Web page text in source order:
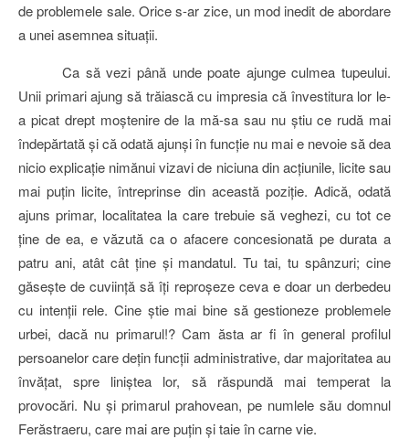
de problemele sale. Orice s-ar zice, un mod inedit de abordare
a unei asemnea situaţii.
Ca să vezi până unde poate ajunge culmea tupeului.
Unii primari ajung să trăiască cu impresia că învestitura lor le-
a picat drept moştenire de la mă-sa sau nu ştiu ce rudă mai
îndepărtată şi că odată ajunşi în funcţie nu mai e nevoie să dea
nicio explicaţie nimănui vizavi de niciuna din acţiunile, licite sau
mai puţin licite, întreprinse din această poziţie. Adică, odată
ajuns primar, localitatea la care trebuie să veghezi, cu tot ce
ţine de ea, e văzută ca o afacere concesionată pe durata a
patru ani, atât cât ţine şi mandatul. Tu tai, tu spânzuri; cine
găseşte de cuviinţă să îţi reproşeze ceva e doar un derbedeu
cu intenţii rele. Cine ştie mai bine să gestioneze problemele
urbei, dacă nu primarul!? Cam ăsta ar fi în general profilul
persoanelor care deţin funcţii administrative, dar majoritatea au
învăţat, spre liniştea lor, să răspundă mai temperat la
provocări. Nu şi primarul prahovean, pe numlele său domnul
Ferăstraeru, care mai are puţin şi taie în carne vie.